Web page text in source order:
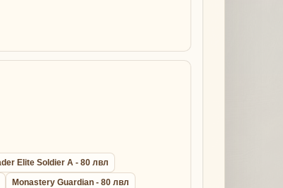
Elite Soldier A - 80 лвл
Monastery Guardian - 80 лвл